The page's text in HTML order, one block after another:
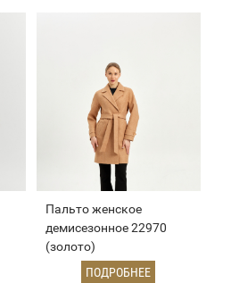
Пальто женское
демисезонное 22970
(золото)
ПОДРОБНЕЕ